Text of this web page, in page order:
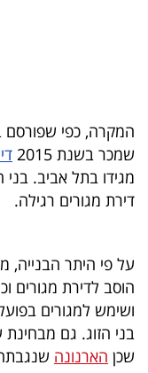
5
המילון
פודקאסט
40
UNDER
40
המקרה, כפי שפורסם
שמכר בשנת 2015
מגידו בתל אביב.
דירת מגורים רגילה.
הוסב לדירת מגורים
ושימש למגורים
בני הזוג. גם מבחינת
שכן הארנונה